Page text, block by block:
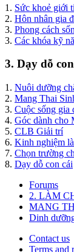
1. Sức khoẻ giới
2. Hôn nhân gia
3. Phong cách
3. Các khóa kỹ
3. Dạy dỗ
1. Nuôi dưỡng
2. Mang Thai
3. Cuộc sống gia
4. Góc dành cho
5. CLB Giải trí
6. Kinh nghiệm
7. Chọn trường
8. Dạy dỗ con cái
Forums
2. LÀM
MANG
Dinh
Contact us
Terms and